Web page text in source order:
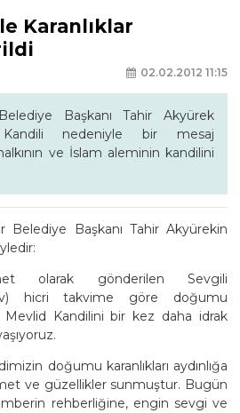
Karanlıklar
02.02.2012 11:15
Başkanı Tahir Akyürek
nedeniyle bir mesaj
ve İslam aleminin kandilini
Belediye Başkanı Tahir Akyürekin
olarak gönderilen Sevgili
hicri takvime göre doğumu
Mevlid Kandilini bir kez daha idrak
doğumu karanlıkları aydınlığa
ve güzellikler sunmuştur. Bugün
rehberliğine, engin sevgi ve